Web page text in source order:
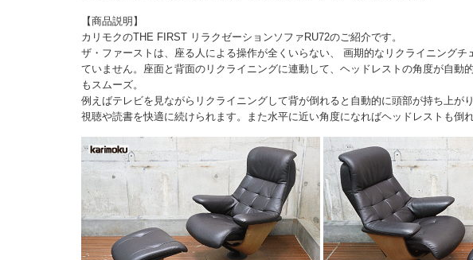
【商品説明】
カリモクのTHE FIRST リラクゼーションソファRU72のご紹介です。
ザ・ファーストは、座る人による操作が全くいらない、 画期的なリクライニング
ていません。座面と背面のリクライニングに連動して、ヘッドレストの角度が自動
もスムーズ。
例えばテレビを見ながらリクライニングして背が倒れると自動的に頭部が持ち上が
視聴や読書を快適に続けられます。また水平に近い角度になればヘッドレストも倒